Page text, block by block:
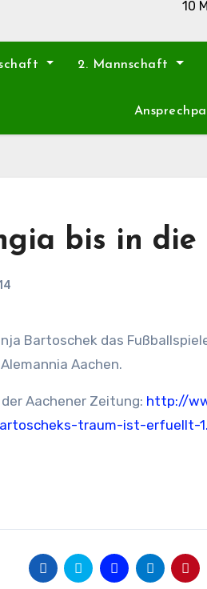
10
2. Mannschaft
bis in die
Aachen.
Aachener Zeitung: http://
traum-ist-erfuellt-